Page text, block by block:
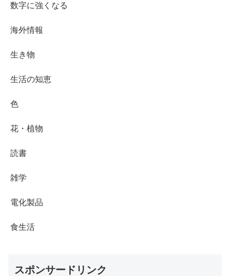
数字に強くなる
海外情報
生き物
生活の知恵
色
花・植物
読書
雑学
電化製品
食生活
スポンサードリンク